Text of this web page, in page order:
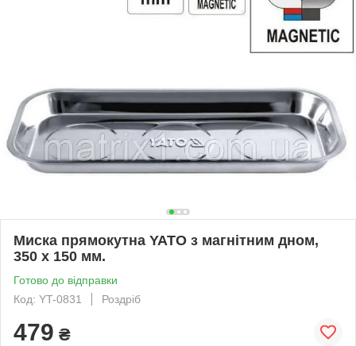
Миска прямокутна YATO з магнітним дном,
350 х 150 мм.
Готово до відправки
Код: YT-0831
Роздріб
479 ₴